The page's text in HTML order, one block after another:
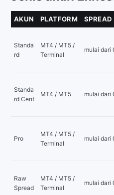
AKUN PLATFORM
Standa
rd
MT4 / MT5 /
Terminal
mulai dari
Standa
rd Cent
MT4 / MT5 mulai dari
Pro
MT4 / MT5 /
Terminal
mulai dari
Raw
Spread
MT4 / MT5 /
Terminal
mulai dari